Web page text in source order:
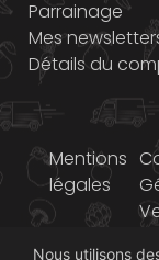
Parrainage
Mes
Détails du
Mentions
légales
Nous utilisons